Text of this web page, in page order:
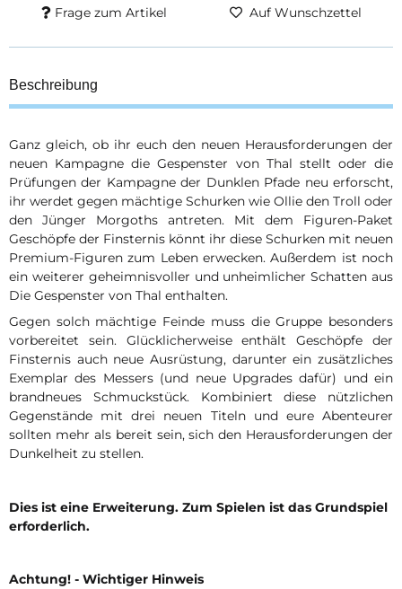
Frage zum Artikel Auf Wunschzettel
Beschreibung
Ganz gleich, ob ihr euch den neuen Herausforderungen der
neuen Kampagne die Gespenster von Thal stellt oder die
Prüfungen der Kampagne der Dunklen Pfade neu erforscht,
ihr werdet gegen mächtige Schurken wie Ollie den Troll oder
den Jünger Morgoths antreten. Mit dem Figuren-Paket
Geschöpfe der Finsternis könnt ihr diese Schurken mit neuen
Premium-Figuren zum Leben erwecken. Außerdem ist noch
ein weiterer geheimnisvoller und unheimlicher Schatten aus
Die Gespenster von Thal enthalten.
Gegen solch mächtige Feinde muss die Gruppe besonders
vorbereitet sein. Glücklicherweise enthält Geschöpfe der
Finsternis auch neue Ausrüstung, darunter ein zusätzliches
Exemplar des Messers (und neue Upgrades dafür) und ein
brandneues Schmuckstück. Kombiniert diese nützlichen
Gegenstände mit drei neuen Titeln und eure Abenteurer
sollten mehr als bereit sein, sich den Herausforderungen der
Dunkelheit zu stellen.
Dies ist eine Erweiterung. Zum Spielen ist das Grundspiel
erforderlich.
Achtung! - Wichtiger Hinweis